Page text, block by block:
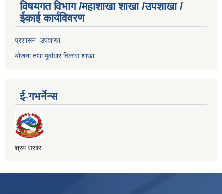
विषयगत विभाग /महाशाखा शाखा /उपशाखा /
ईकाई कार्यविवरण
प्रशासन -उपशाखा
योजना तथा पूर्वाधार विकास शाखा
ई-गभर्नेन्स
श्रम संसार